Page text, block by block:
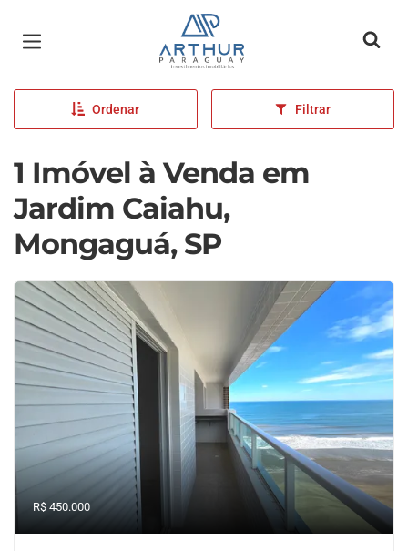
Página inicial
Ordenar Filtrar
1 Imóvel à Venda em
Jardim Caiahu,
Mongaguá, SP
R$ 450.000